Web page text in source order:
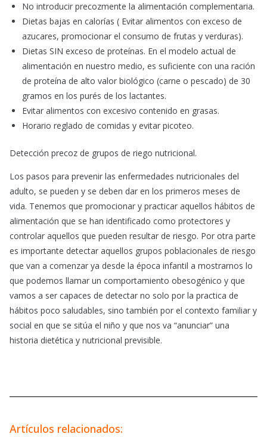
No introducir precozmente la alimentación complementaria.
Dietas bajas en calorías ( Evitar alimentos con exceso de
azucares, promocionar el consumo de frutas y verduras).
Dietas SIN exceso de proteínas. En el modelo actual de
alimentación en nuestro medio, es suficiente con una ración
de proteína de alto valor biológico (carne o pescado) de 30
gramos en los purés de los lactantes.
Evitar alimentos con excesivo contenido en grasas.
Horario reglado de comidas y evitar picoteo.
Detección precoz de grupos de riego nutricional.
Los pasos para prevenir las enfermedades nutricionales del
adulto, se pueden y se deben dar en los primeros meses de
vida. Tenemos que promocionar y practicar aquellos hábitos de
alimentación que se han identificado como protectores y
controlar aquellos que pueden resultar de riesgo. Por otra parte
es importante detectar aquellos grupos poblacionales de riesgo
que van a comenzar ya desde la época infantil a mostrarnos lo
que podemos llamar un comportamiento obesogénico y que
vamos a ser capaces de detectar no solo por la practica de
hábitos poco saludables, sino también por el contexto familiar y
social en que se sitúa el niño y que nos va “anunciar” una
historia dietética y nutricional previsible.
Artículos relacionados: